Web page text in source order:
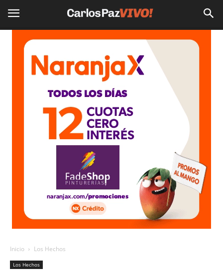
Inicio Los Hechos
Los Hechos